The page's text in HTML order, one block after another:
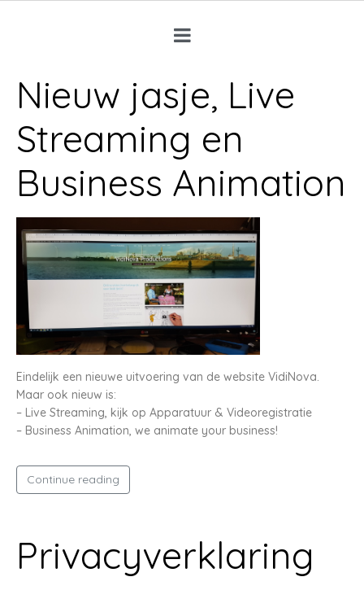
Nieuw jasje, Live
Streaming en
Business Animation
Eindelijk een nieuwe uitvoering van de website VidiNova.
Maar ook nieuw is:
– Live Streaming, kijk op Apparatuur & Videoregistratie
– Business Animation, we animate your business!
Continue reading
Privacyverklaring